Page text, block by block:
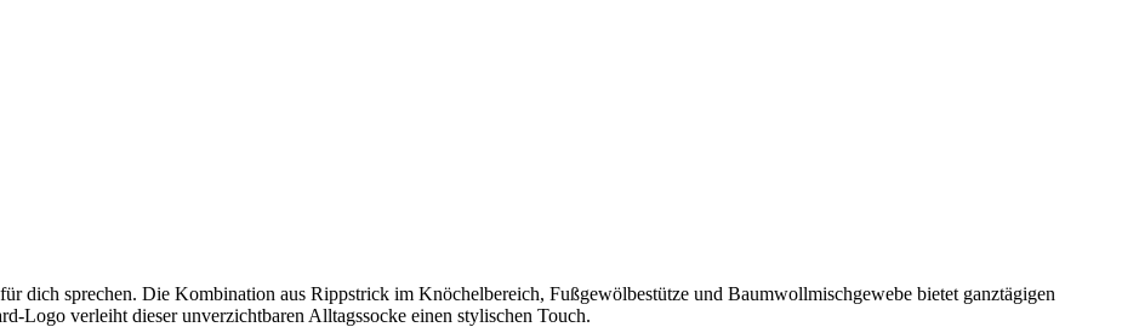
dich sprechen. Die Kombination aus Rippstrick im Knöchelbereich, Fußgewölbestütze und Baumwollmischgewebe bietet ganztägigen
Logo verleiht dieser unverzichtbaren Alltagssocke einen stylischen Touch.